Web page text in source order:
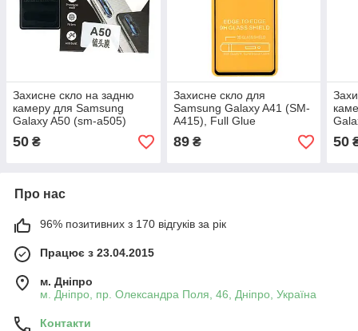
Захисне скло на задню
камеру для Samsung
Galaxy A50 (sm-a505)
50 ₴
Захисне скло для
Samsung Galaxy A41 (SM-
A415), Full Glue
89₴ 50
Про нас
96% позитивних з 170 відгуків за рік
Працює з 23.04.2015
м. Дніпро
м. Дніпро, пр. Олександра Поля, 46, Дніпро, Україна
Контакти